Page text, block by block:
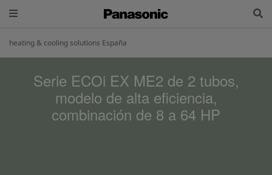
heating & cooling solutions España
Serie ECOi EX ME2 de 2 tubos,
modelo de alta eficiencia,
combinación de 8 a 64 HP